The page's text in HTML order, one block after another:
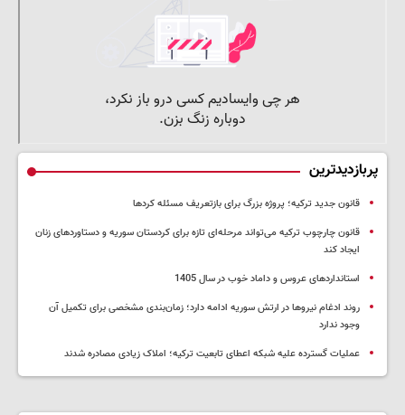
پربازدیدترین
قانون جدید ترکیه؛ پروژه بزرگ‌ برای بازتعریف مسئله کردها
قانون چارچوب ترکیه می‌تواند مرحله‌ای تازه برای کردستان سوریه و دستاوردهای زنان
ایجاد کند
استانداردهای عروس و داماد خوب در سال 1405
روند ادغام نیروها در ارتش سوریه ادامه دارد؛ زمان‌بندی مشخصی برای تکمیل آن
وجود ندارد
عملیات گسترده علیه شبکه اعطای تابعیت ترکیه؛ املاک زیادی مصادره شدند